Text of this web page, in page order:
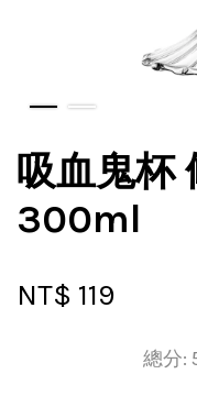
吸血鬼杯
300ml
NT$ 119
總分: